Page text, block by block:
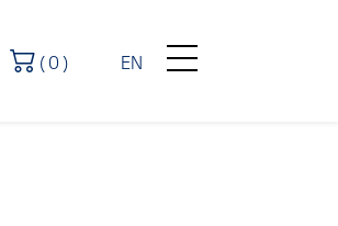
EN
Warenkorb
( 0 )